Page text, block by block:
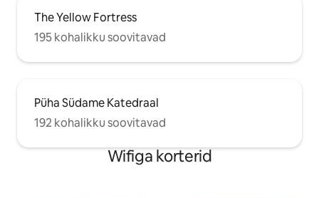
The Yellow Fortress
195 kohalikku soovitavad
Püha Südame Katedraal
192 kohalikku soovitavad
Wifiga korterid